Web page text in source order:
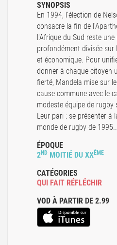
SYNOPSIS
En 1994, l'élection de
consacre la fin de
l'Afrique du Sud reste
profondément divisée sur
et économique. Pour
donner à chaque citoyen
fierté, Mandela mise sur
cause commune avec le
modeste équipe de rugby
Leur pari : se présenter à
monde de rugby de
ÉPOQUE
2ND MOITIÉ DU XXÈME
CATÉGORIES
QUI FAIT RÉFLÉCHIR
VOD À PARTIR DE 2.99